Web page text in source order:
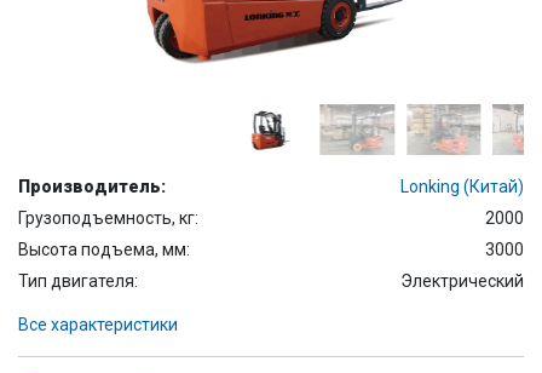
Производитель:
Lonking (Китай)
Грузоподъемность, кг:
2000
Высота подъема, мм:
3000
Тип двигателя:
Электрический
Все характеристики